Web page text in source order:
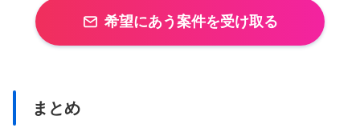
希望にあう案件を受け取る
まとめ